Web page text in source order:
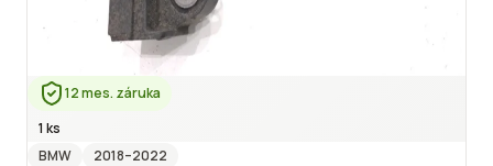
12 mes. záruka
1 ks
BMW
2018–2022